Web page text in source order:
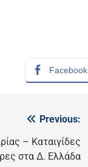
Facebook
Previous:
– Καταιγίδες
στα Δ. Ελλάδα
στο